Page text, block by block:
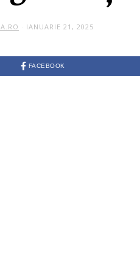
IANUARIE 21, 2025
FACEBOOK